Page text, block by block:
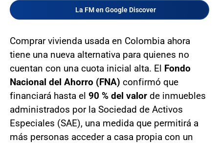
La FM en Google Discover
Comprar vivienda usada en Colombia ahora
tiene una nueva alternativa para quienes no
cuentan con una cuota inicial alta. El Fondo
Nacional del Ahorro (FNA) confirmó que
financiará hasta el 90 % del valor de inmuebles
administrados por la Sociedad de Activos
Especiales (SAE), una medida que permitirá a
más personas acceder a casa propia con un